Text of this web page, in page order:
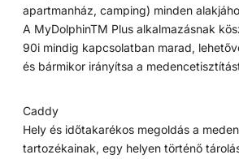
apartmanház, camping) minden
A MyDolphinTM Plus alkalmazásnak
90i mindig kapcsolatban marad,
és bármikor irányítsa a
Caddy
Hely és időtakarékos megoldás a
tartozékainak, egy helyen történő